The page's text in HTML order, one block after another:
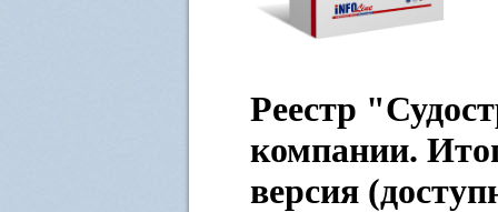
Реестр
компании.
версия